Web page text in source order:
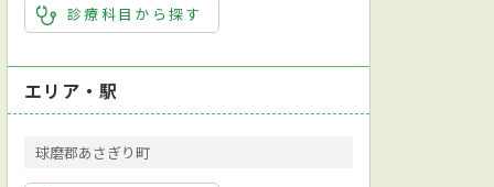
診療科目から探す
エリア・駅
球磨郡あさぎり町